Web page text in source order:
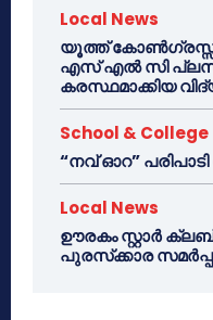
Local News
യൂത്ത് കോൺഗ്രസ്സ്
എസ് എൽ സി പ്ലസ്
കരസ്ഥമാക്കിയ
School & College
“നവ് ഓറ” പരിപാടി
Local News
ഊരകം സ്റ്റാർ
പുരസ്‌ക്കാര